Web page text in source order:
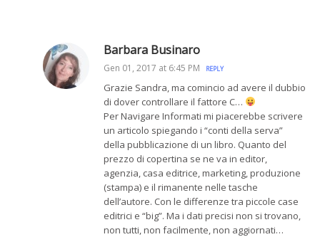
Barbara Businaro
Gen 01, 2017 at 6:45 PM REPLY
Grazie Sandra, ma comincio ad avere il dubbio
di dover controllare il fattore C…
Per Navigare Informati mi piacerebbe scrivere
un articolo spiegando i “conti della serva”
della pubblicazione di un libro. Quanto del
prezzo di copertina se ne va in editor,
agenzia, casa editrice, marketing, produzione
(stampa) e il rimanente nelle tasche
dell’autore. Con le differenze tra piccole case
editrici e “big”. Ma i dati precisi non si trovano,
non tutti, non facilmente, non aggiornati…